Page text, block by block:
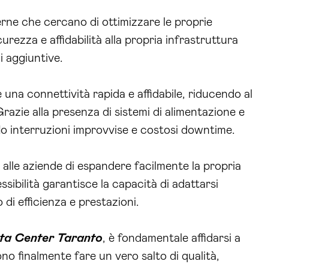
che cercano di ottimizzare le proprie
e affidabilità alla propria infrastruttura
aggiuntive.
connettività rapida e affidabile, riducendo al
alla presenza di sistemi di alimentazione e
interruzioni improvvise e costosi downtime.
aziende di espandere facilmente la propria
garantisce la capacità di adattarsi
di efficienza e prestazioni.
Center Taranto, è fondamentale affidarsi a
finalmente fare un vero salto di qualità,